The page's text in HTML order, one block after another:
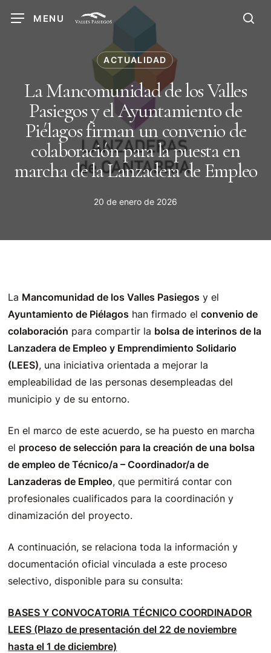
MENU
ACTUALIDAD
La Mancomunidad de los Valles
Pasiegos y el Ayuntamiento de
Piélagos firman un convenio de
colaboración para la puesta en
marcha de la Lanzadera de Empleo
20 de enero de 2026
La Mancomunidad de los Valles Pasiegos y el
Ayuntamiento de Piélagos han firmado elconvenio de
colaboración para compartir la bolsa de interinos de la
Lanzadera de Empleo y Emprendimiento Solidario
(LEES), una iniciativa orientada a mejorar la
empleabilidad de las personas desempleadas del
municipio y de su entorno.
En el marco de este acuerdo, se ha puesto en marcha
el proceso de selección para la creación de una bolsa
de empleo de Técnico/a – Coordinador/a de
Lanzaderas de Empleo, que permitirá contar con
profesionales cualificados para la coordinación y
dinamización del proyecto.
A continuación, se relaciona toda la información y
documentación oficial vinculada a este proceso
selectivo, disponible para su consulta:
BASES Y CONVOCATORIA TÉCNICO COORDINADOR
LEES (Plazo de presentación del 22 de noviembre
hasta el 1 de diciembre)